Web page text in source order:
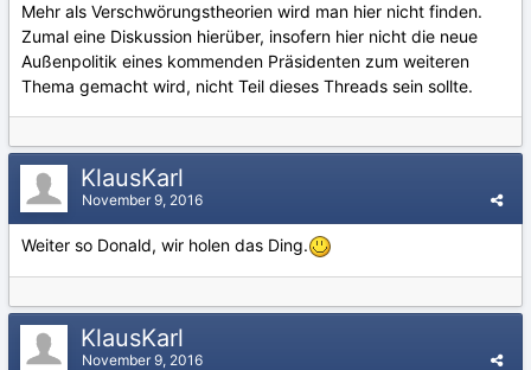
Mehr als Verschwörungstheorien wird man hier nicht finden.
Zumal eine Diskussion hierüber, insofern hier nicht die neue
Außenpolitik eines kommenden Präsidenten zum weiteren
Thema gemacht wird, nicht Teil dieses Threads sein sollte.
KlausKarl
November 9, 2016
Weiter so Donald, wir holen das Ding.
KlausKarl
November 9, 2016